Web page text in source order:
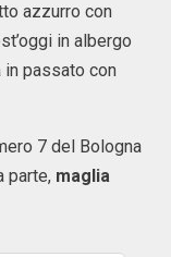
azzurro con
in albergo
passato con
7 del Bologna
parte, maglia